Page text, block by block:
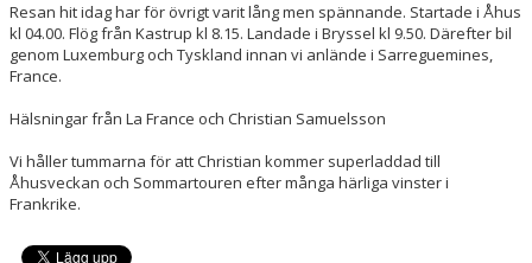
Resan hit idag har för övrigt varit lång men spännande. Startade i Åhus
kl 04.00. Flög från Kastrup kl 8.15. Landade i Bryssel kl 9.50. Därefter bil
genom Luxemburg och Tyskland innan vi anlände i Sarreguemines,
France.
Hälsningar från La France och Christian Samuelsson
Vi håller tummarna för att Christian kommer superladdad till
Åhusveckan och Sommartouren efter många härliga vinster i
Frankrike.